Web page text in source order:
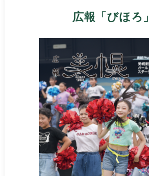
広報「びほろ」